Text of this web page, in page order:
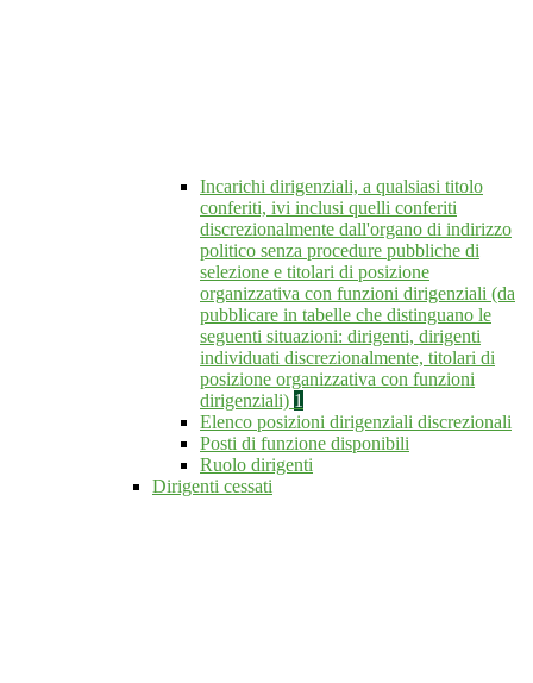
Incarichi dirigenziali, a qualsiasi titolo
conferiti, ivi inclusi quelli conferiti
discrezionalmente dall'organo di indirizzo
politico senza procedure pubbliche di
selezione e titolari di posizione
organizzativa con funzioni dirigenziali (da
pubblicare in tabelle che distinguano le
seguenti situazioni: dirigenti, dirigenti
individuati discrezionalmente, titolari di
posizione organizzativa con funzioni
dirigenziali) 1
Elenco posizioni dirigenziali discrezionali
Posti di funzione disponibili
Ruolo dirigenti
Dirigenti cessati